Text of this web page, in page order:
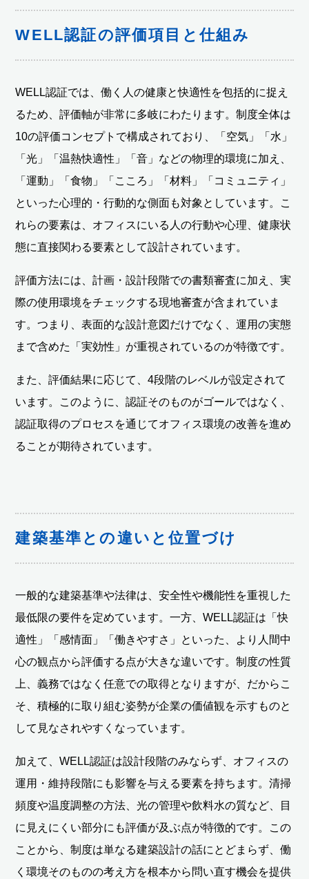
WELL認証の評価項目と仕組み
WELL認証では、働く人の健康と快適性を包括的に捉え
るため、評価軸が非常に多岐にわたります。制度全体は
10の評価コンセプトで構成されており、「空気」「水」
「光」「温熱快適性」「音」などの物理的環境に加え、
「運動」「食物」「こころ」「材料」「コミュニティ」
といった心理的・行動的な側面も対象としています。こ
れらの要素は、オフィスにいる人の行動や心理、健康状
態に直接関わる要素として設計されています。
評価方法には、計画・設計段階での書類審査に加え、実
際の使用環境をチェックする現地審査が含まれていま
す。つまり、表面的な設計意図だけでなく、運用の実態
まで含めた「実効性」が重視されているのが特徴です。
また、評価結果に応じて、4段階のレベルが設定されて
います。このように、認証そのものがゴールではなく、
認証取得のプロセスを通じてオフィス環境の改善を進め
ることが期待されています。
建築基準との違いと位置づけ
一般的な建築基準や法律は、安全性や機能性を重視した
最低限の要件を定めています。一方、WELL認証は「快
適性」「感情面」「働きやすさ」といった、より人間中
心の観点から評価する点が大きな違いです。制度の性質
上、義務ではなく任意での取得となりますが、だからこ
そ、積極的に取り組む姿勢が企業の価値観を示すものと
して見なされやすくなっています。
加えて、WELL認証は設計段階のみならず、オフィスの
運用・維持段階にも影響を与える要素を持ちます。清掃
頻度や温度調整の方法、光の管理や飲料水の質など、目
に見えにくい部分にも評価が及ぶ点が特徴的です。この
ことから、制度は単なる建築設計の話にとどまらず、働
く環境そのものの考え方を根本から問い直す機会を提供